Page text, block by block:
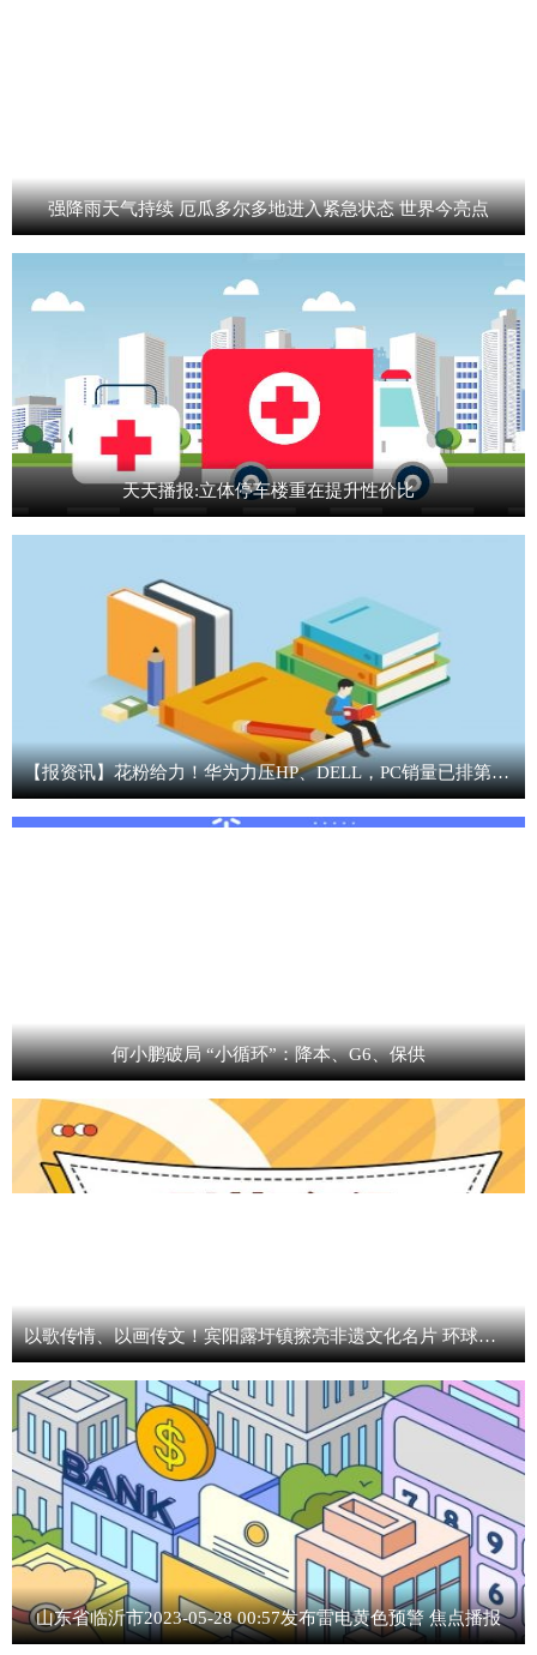
强降雨天气持续 厄瓜多尔多地进入紧急状态 世界今亮点
天天播报:立体停车楼重在提升性价比
【报资讯】花粉给力！华为力压HP、DELL，PC销量已排第2名了
何小鹏破局 “小循环”：降本、G6、保供
以歌传情、以画传文！宾阳露圩镇擦亮非遗文化名片 环球速看料
山东省临沂市2023-05-28 00:57发布雷电黄色预警 焦点播报